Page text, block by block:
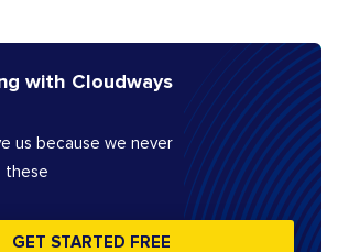
with Cloudways
us because we never
these
GET STARTED FREE